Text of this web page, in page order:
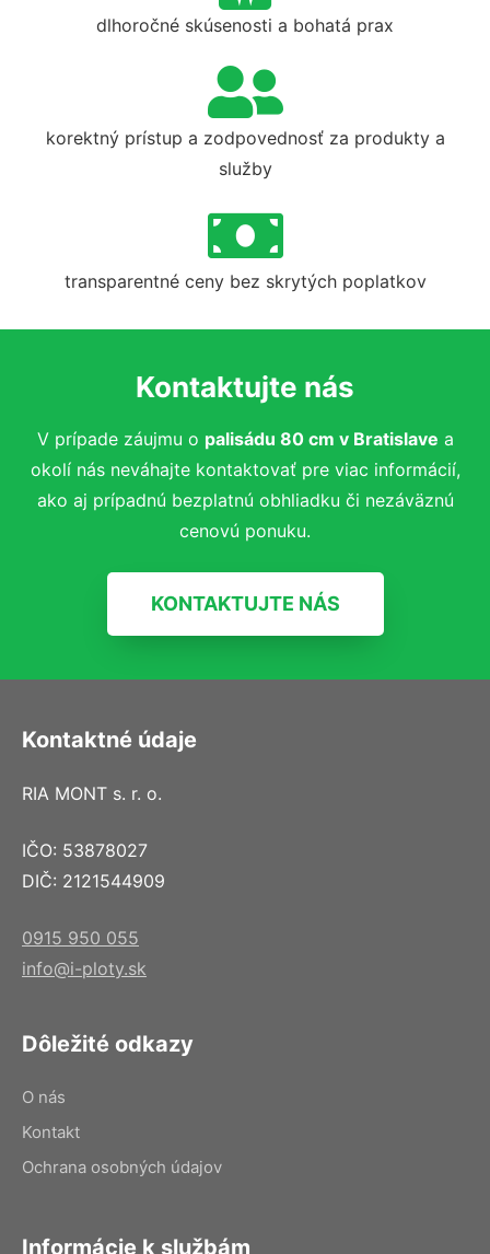
dlhoročné skúsenosti a bohatá prax
korektný prístup a zodpovednosť za produkty a
služby
transparentné ceny bez skrytých poplatkov
Kontaktujte nás
V prípade záujmu o palisádu 80 cm v Bratislave a
okolí nás neváhajte kontaktovať pre viac informácií,
ako aj prípadnú bezplatnú obhliadku či nezáväznú
cenovú ponuku.
KONTAKTUJTE NÁS
Kontaktné údaje
RIA MONT s. r. o.
IČO: 53878027
DIČ: 2121544909
0915 950 055
info@i-ploty.sk
Dôležité odkazy
O nás
Kontakt
Ochrana osobných údajov
Informácie k službám